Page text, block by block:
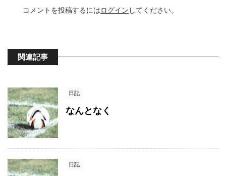
コメントを投稿するにはログイン してください。
関連記事
日記
なんとなく
日記